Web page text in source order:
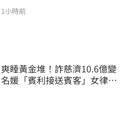
1小時前
爽睡黃金堆！詐慈濟10.6億變
名媛「賓利接送賓客」女律師